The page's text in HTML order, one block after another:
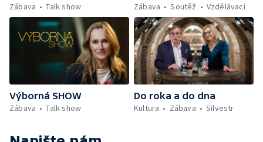
Zábava
Talk show
Zábava
Soutěž Vzdělávací
Výborná SHOW
Zábava
Talk show
Do roka a do dna
Kultura
Zábava Silvestr